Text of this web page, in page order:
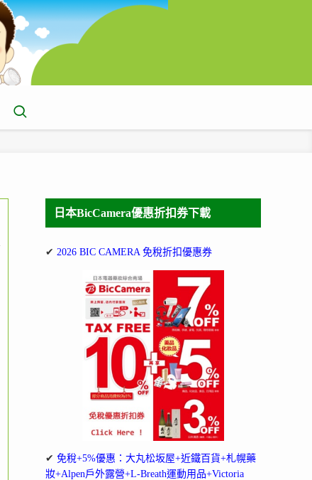
日本BicCamera優惠折扣券下載
✔ 2026 BIC CAMERA 免稅折扣優惠券
✔ 免稅+5%優惠：大丸松坂屋+近鐵百貨+札幌藥
妝+Alpen戶外露營+L-Breath運動用品+Victoria